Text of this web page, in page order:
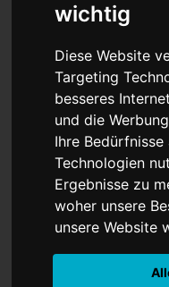
wichtig
Diese Website
Targeting
besseres
und die
Ihre Bedürfnisse
Technologien
Ergebnisse zu
woher unsere
unsere Website
1,2
Kultur in